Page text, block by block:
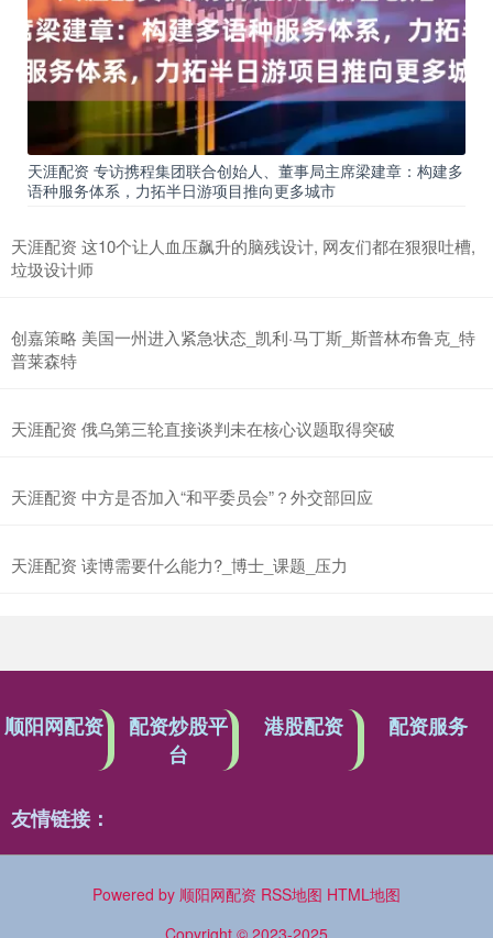
天涯配资 专访携程集团联合创始人、董事局主席梁建章：构建多
语种服务体系，力拓半日游项目推向更多城市
天涯配资 这10个让人血压飙升的脑残设计, 网友们都在狠狠吐槽,
垃圾设计师
创嘉策略 美国一州进入紧急状态_凯利·马丁斯_斯普林布鲁克_特
普莱森特
天涯配资 俄乌第三轮直接谈判未在核心议题取得突破
天涯配资 中方是否加入“和平委员会”？外交部回应
天涯配资 读博需要什么能力?_博士_课题_压力
顺阳网配资
配资炒股平
台
港股配资 配资服务
友情链接：
Powered by 顺阳网配资 RSS地图 HTML地图